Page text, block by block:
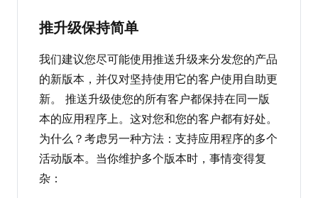
推升级保持简单
我们建议您尽可能使用推送升级来分发您的产品
的新版本，并仅对坚持使用它的客户使用自助更
新。 推送升级使您的所有客户都保持在同一版
本的应用程序上。这对您和您的客户都有好处。
为什么？考虑另一种方法：支持应用程序的多个
活动版本。当你维护多个版本时，事情变得复
杂：